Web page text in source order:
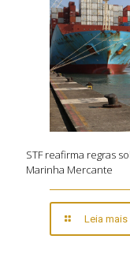
STF reafirma regras
Marinha Mercante
Leia mais